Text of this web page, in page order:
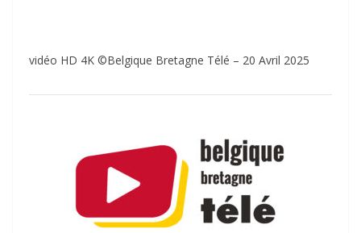
vidéo HD 4K ©Belgique Bretagne Télé – 20 Avril 2025